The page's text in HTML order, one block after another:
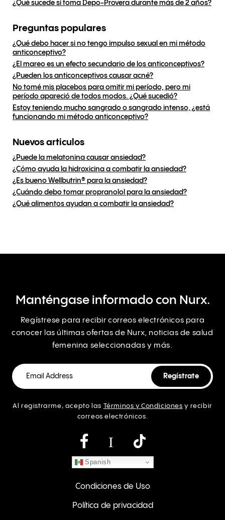
¿Qué sucede si toma Depo-Provera durante más de 2 años?
Preguntas populares
¿Qué debo hacer si no tengo impulso sexual en mi método
anticonceptivo?
¿El mareo es un efecto secundario de los anticonceptivos?
¿Pueden los anticonceptivos causar acné?
No tomé mis placebos para omitir mi período, pero mi
período apareció de todos modos. ¿Qué sucedió?
Estoy teniendo mucho sangrado o sangrado intenso, ¿está
funcionando mi método anticonceptivo?
Nuevos articulos
¿Puede la melatonina causar ansiedad?
¿Cómo ayuda la hidroxicina a combatir la ansiedad?
¿Es bueno Wellbutrin® para la ansiedad?
¿Cuándo debo tomar propranolol para la ansiedad?
¿Qué alimentos ayudan a combatir la ansiedad?
Manténgase informado con Nurx.
Regístrese para recibir correos electrónicos para
conocer las últimas ofertas de Nurx, noticias de salud
femenina seleccionadas y más.
Al registrarme, acepto las Términos y Condiciones y recibir
correos electrónicos.
Instagram
Spanish
Condiciones de Uso
Política de privacidad